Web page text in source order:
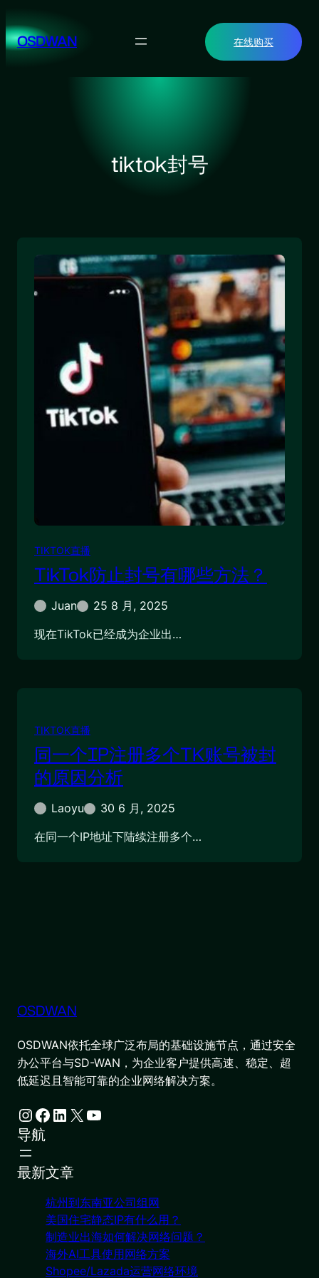
至
内OSDWAN 在线购买
tiktok封号
TIKTOK直播
TikTok防止封号有哪些方法？
Juan
25 8 月, 2025
现在TikTok已经成为企业出…
TIKTOK直播
同一个IP注册多个TK账号被封
的原因分析
Laoyu
30 6 月, 2025
在同一个IP地址下陆续注册多个…
OSDWAN
OSDWAN依托全球广泛布局的基础设施节点，通过安全
办公平台与SD-WAN，为企业客户提供高速、稳定、超
低延迟且智能可靠的企业网络解决方案。
Instagram Facebook LinkedIn X YouTube
导航
最新文章
杭州到东南亚公司组网
美国住宅静态IP有什么用？
制造业出海如何解决网络问题？
海外AI工具使用网络方案
Shopee/Lazada运营网络环境